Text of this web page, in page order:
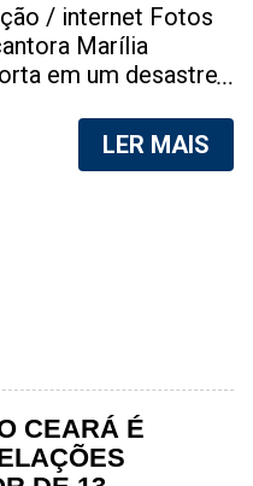
/ internet Fotos
Marília
em um desastre
na internet. A
fotos do corpo de
Cada foto, no
reais). A
de Marília
sobre o
LER MAIS
CEARÁ É